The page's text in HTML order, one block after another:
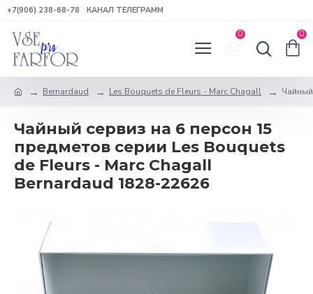
+7(906) 238-68-78 КАНАЛ ТЕЛЕГРАММ
0 0
Bernardaud Les Bouquets de Fleurs - Marc Chagall
Чайный сервиз на 6 персон 15
предметов серии Les Bouquets
de Fleurs - Marc Chagall
Bernardaud 1828-22626